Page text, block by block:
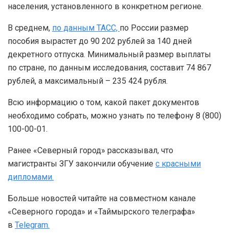
населения, установленного в конкретном регионе.
В среднем, по данным ТАСС, по России размер
пособия вырастет до 90 202 рублей за 140 дней
декретного отпуска. Минимальный размер выплаты
по стране, по данным исследования, составит 74 867
рублей, а максимальный – 235 424 рубля.
Всю информацию о том, какой пакет документов
необходимо собрать, можно узнать по телефону 8 (800)
100-00-01.
Ранее «Северный город» рассказывал, что
магистранты ЗГУ закончили обучение с красными
дипломами.
Больше новостей читайте на совместном канале
«Северного города» и «Таймырского телеграфа»
в Telegram.